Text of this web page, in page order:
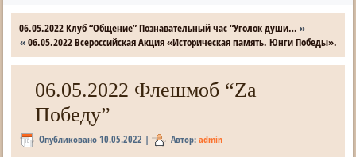
06.05.2022 Клуб “Общение” Познавательный час “Уголок души… »
«06.05.2022 Всероссийская Акция «Историческая память. Юнги Победы».
06.05.2022 Флешмоб “Zа
Победу”
Опубликовано 10.05.2022 | Автор: admin